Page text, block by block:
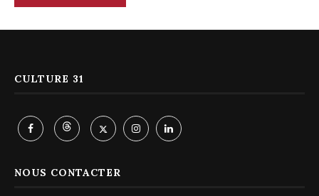
CULTURE 31
NOUS CONTACTER